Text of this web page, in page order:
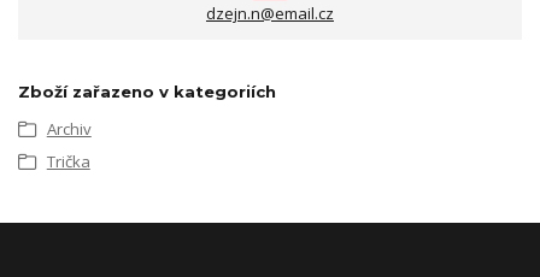
dzejn.n@email.cz
Zboží zařazeno v kategoriích
Archiv
Trička